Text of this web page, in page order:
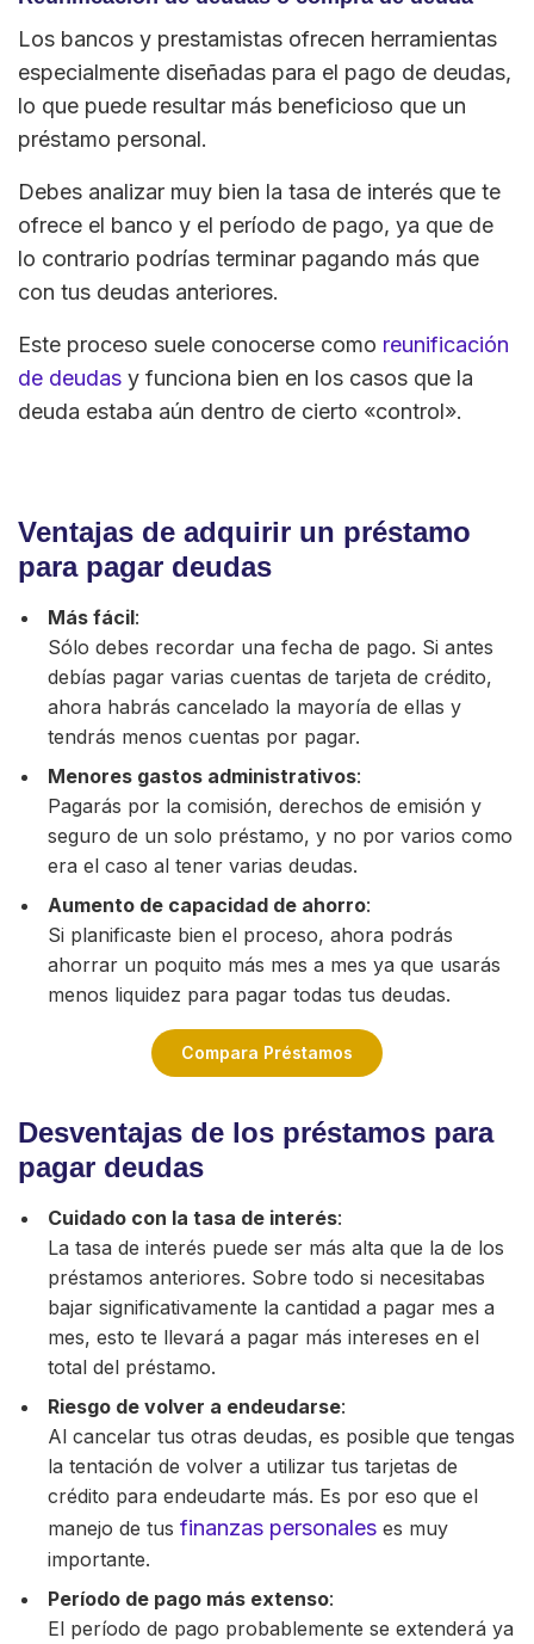
Los bancos y prestamistas ofrecen herramientas
especialmente diseñadas para el pago de deudas,
lo que puede resultar más beneficioso que un
préstamo personal.
Debes analizar muy bien la tasa de interés que te
ofrece el banco y el período de pago, ya que de
lo contrario podrías terminar pagando más que
con tus deudas anteriores.
Este proceso suele conocerse como reunificación
de deudas y funciona bien en los casos que la
deuda estaba aún dentro de cierto «control».
Ventajas de adquirir un préstamo
para pagar deudas
Más fácil:
Sólo debes recordar una fecha de pago. Si antes
debías pagar varias cuentas de tarjeta de crédito,
ahora habrás cancelado la mayoría de ellas y
tendrás menos cuentas por pagar.
Menores gastos administrativos:
Pagarás por la comisión, derechos de emisión y
seguro de un solo préstamo, y no por varios como
era el caso al tener varias deudas.
Aumento de capacidad de ahorro:
Si planificaste bien el proceso, ahora podrás
ahorrar un poquito más mes a mes ya que usarás
menos liquidez para pagar todas tus deudas.
Compara Préstamos
Desventajas de los préstamos para
pagar deudas
Cuidado con la tasa de interés:
La tasa de interés puede ser más alta que la de los
préstamos anteriores. Sobre todo si necesitabas
bajar significativamente la cantidad a pagar mes a
mes, esto te llevará a pagar más intereses en el
total del préstamo.
Riesgo de volver a endeudarse:
Al cancelar tus otras deudas, es posible que tengas
la tentación de volver a utilizar tus tarjetas de
crédito para endeudarte más. Es por eso que el
manejo de tus finanzas personaleses muy
importante.
Período de pago más extenso:
El período de pago probablemente se extenderá ya